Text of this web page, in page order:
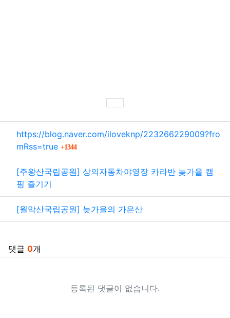
SNS 공유
관련자료
https://blog.naver.com/iloveknp/223266229009?fro
mRss=true
1344회 연결
[주왕산국립공원] 상의자동차야영장 카라반 늦가을 캠
핑 즐기기
[월악산국립공원] 늦가을의 가은산
댓글 0개
등록된 댓글이 없습니다.